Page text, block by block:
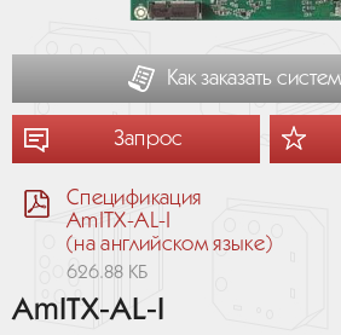
Как заказать
Запрос
Спецификация
AmITX-AL-I
(на английском языке)
626.88 КБ
AmITX-AL-I